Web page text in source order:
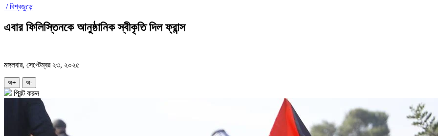
/বিশ্বজুড়ে
এবার ফিলিস্তিনকে আনুষ্ঠানিক স্বীকৃতি দিল ফ্রান্স
মঙ্গলবার, সেপ্টেম্বর ২৩, ২০২৫
অ+ অ-
প্রিন্ট করুন